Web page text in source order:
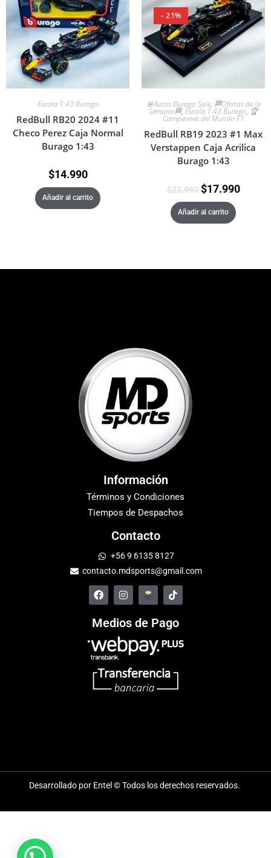
Escala 1:43 Burago
RedBull RB20 2024 #11
Checo Perez Caja Normal
Burago 1:43
$14.990
Añadir al carrito
- 21%
🚨Autos Burago Sale, 🏁Ofertas de la
Semana🏁, Escala 1:43 Burago, 🏆
Campeones del Mundo F1
RedBull RB19 2023 #1 Max
Verstappen Caja Acrilica
Burago 1:43
$22.990 $17.990
Añadir al carrito
Información
Términos y Condiciones
Tiempos de Despachos
Contacto
+56 9 6135 8127
contacto.mdsports@gmail.com
Medios de Pago
Desarrollado por Entel © Todos los derechos reservados.